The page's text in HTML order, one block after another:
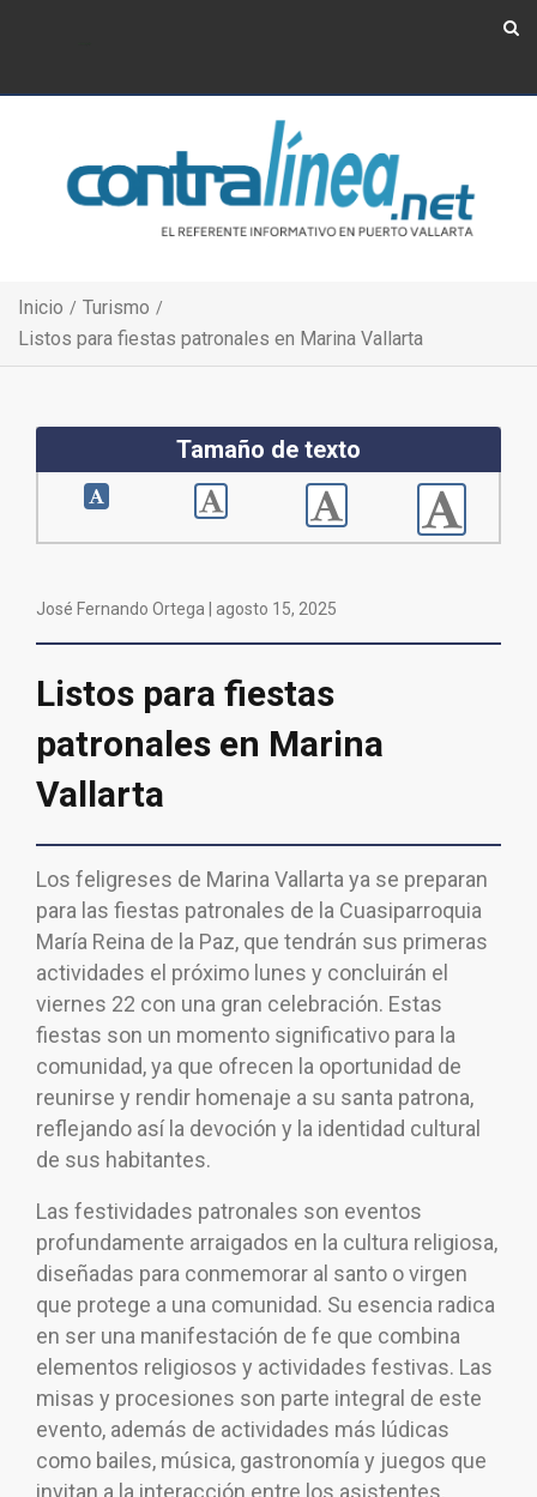
Inicio
Turismo
Listos para fiestas patronales en Marina Vallarta
Tamaño de texto
José Fernando Ortega | agosto 15, 2025
Listos para fiestas
patronales en Marina
Vallarta
Los feligreses de Marina Vallarta ya se preparan
para las fiestas patronales de la Cuasiparroquia
María Reina de la Paz, que tendrán sus primeras
actividades el próximo lunes y concluirán el
viernes 22 con una gran celebración. Estas
fiestas son un momento significativo para la
comunidad, ya que ofrecen la oportunidad de
reunirse y rendir homenaje a su santa patrona,
reflejando así la devoción y la identidad cultural
de sus habitantes.
Las festividades patronales son eventos
profundamente arraigados en la cultura religiosa,
diseñadas para conmemorar al santo o virgen
que protege a una comunidad. Su esencia radica
en ser una manifestación de fe que combina
elementos religiosos y actividades festivas. Las
misas y procesiones son parte integral de este
evento, además de actividades más lúdicas
como bailes, música, gastronomía y juegos que